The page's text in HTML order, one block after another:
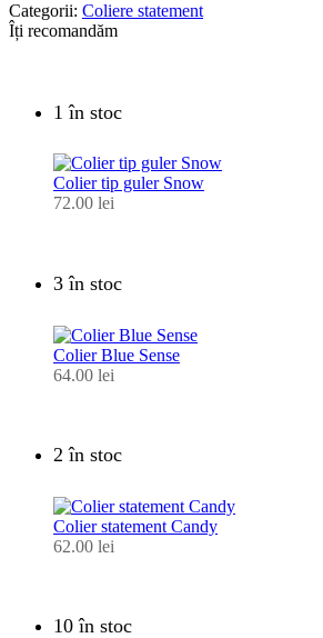
Categorii: Coliere statement
Îți recomandăm
1 în stoc
Colier tip guler Snow
72.00 lei
3 în stoc
Colier Blue Sense
64.00 lei
2 în stoc
Colier statement Candy
62.00 lei
10 în stoc